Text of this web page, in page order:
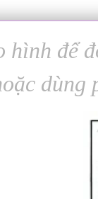
hình để
dùng